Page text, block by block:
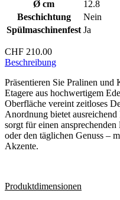
Ø cm
12.8
Beschichtung
Nein
Spülmaschinenfest Ja
CHF 210.00
Beschreibung
Präsentieren Sie Pralinen
Etagere aus hochwertigem
Oberfläche vereint zeitloses
Anordnung bietet
sorgt für einen
oder den täglichen Genuss –
Akzente.
Produktdimensionen